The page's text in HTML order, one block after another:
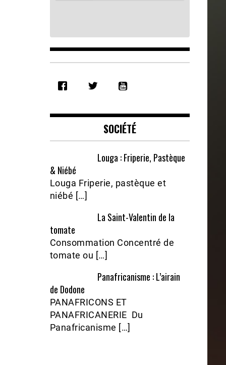
RSS FEED
EMBED
SOCIÉTÉ
Louga : Friperie, Pastèque
& Niébé
Louga Friperie, pastèque et
niébé […]
La Saint-Valentin de la
tomate
Consommation Concentré de
tomate ou […]
Panafricanisme : L’airain
de Dodone
PANAFRICONS ET
PANAFRICANERIE Du
Panafricanisme […]